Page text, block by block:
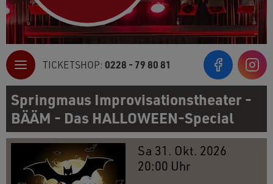
TICKETSHOP: 0228 - 79 80 81
Springmaus Improvisationstheater -
BÄÄM - Das HALLOWEEN-Special
Sa 31. Okt. 2026
20:00 Uhr